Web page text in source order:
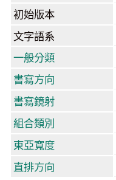
初始版本
文字語系
一般分類
書寫方向
書寫鏡射
組合類別
東亞寬度
直排方向